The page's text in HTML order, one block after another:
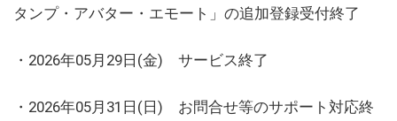
タンプ・アバター・エモート」の追加登録受付終了
・2026年05月29日(金) サービス終了
・2026年05月31日(日) お問合せ等のサポート対応終